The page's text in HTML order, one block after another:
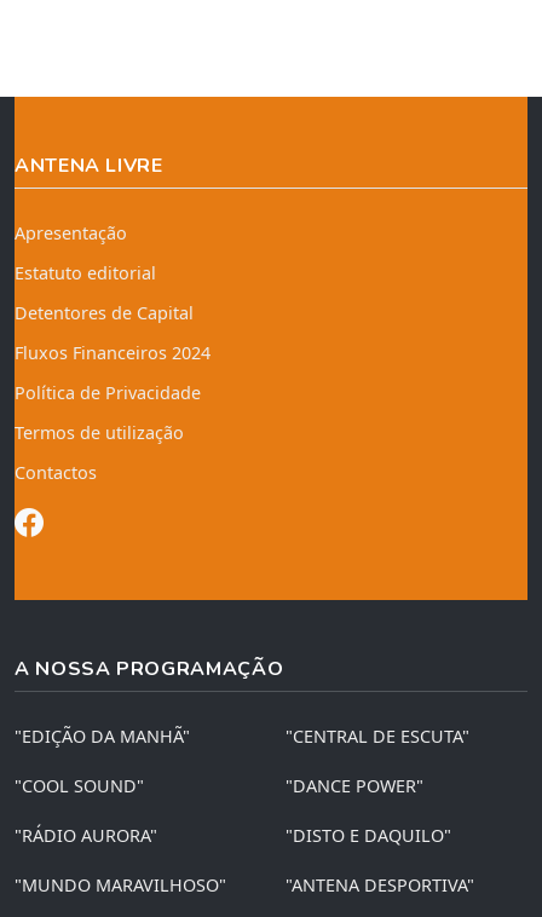
ANTENA LIVRE
Apresentação
Estatuto editorial
Detentores de Capital
Fluxos Financeiros 2024
Política de Privacidade
Termos de utilização
Contactos
A NOSSA PROGRAMAÇÃO
"EDIÇÃO DA MANHÃ" "CENTRAL DE ESCUTA"
"COOL SOUND" "DANCE POWER"
"RÁDIO AURORA" "DISTO E DAQUILO"
"MUNDO MARAVILHOSO" "ANTENA DESPORTIVA"